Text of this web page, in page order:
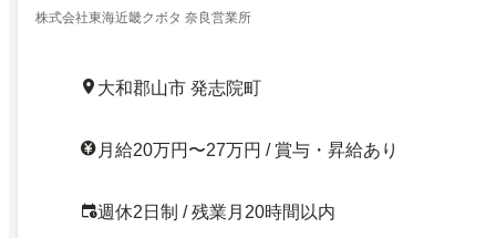
株式会社東海近畿クボタ 奈良営業所
大和郡山市 発志院町
月給20万円〜27万円 / 賞与・昇給あり
週休2日制 / 残業月20時間以内